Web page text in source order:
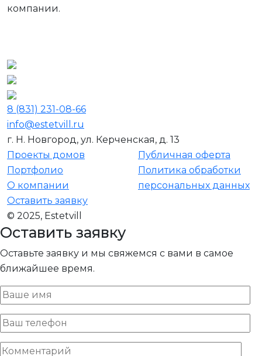
компании.
8 (831) 231-08-66
info@estetvill.ru
г. Н. Новгород, ул. Керченская, д. 13
Проекты домов
Портфолио
О компании
Публичная оферта
Политика обработки
персональных данных
Оставить заявку
© 2025, Estetvill
Оставить заявку
Оставьте заявку и мы свяжемся с вами в самое
ближайшее время.